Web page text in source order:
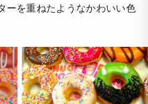
ーを重ねたようなかわいい色